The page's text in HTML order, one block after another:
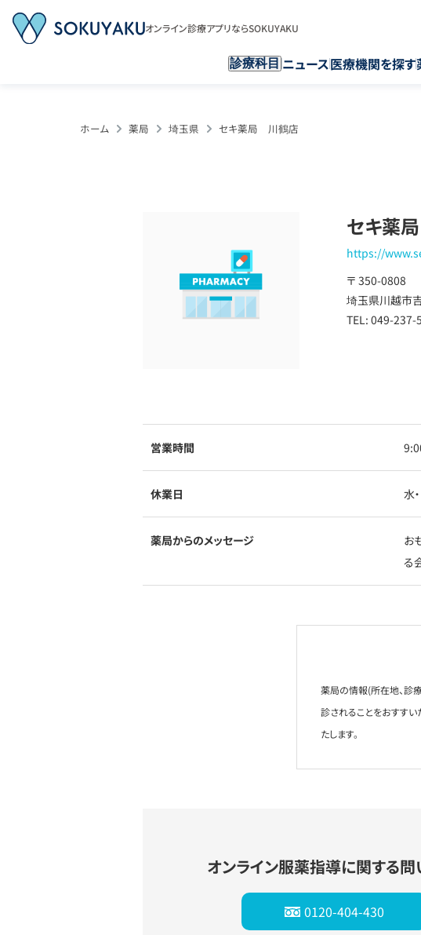
オンライン診療アプリならSOKUYAKU
診療科目 ニュース医療機関を探す
ホーム 薬局 埼玉県 セキ薬局 川鶴店
セキ薬
https://
〒 350-0808
埼玉県川越市
TEL: 049-237-
営業時間
休業日 水
薬局からのメッセージ
お
る
薬局の情報(所在地、診
診されることをおすすい
たします。
オンライン服薬指導に関する
0120-404-430